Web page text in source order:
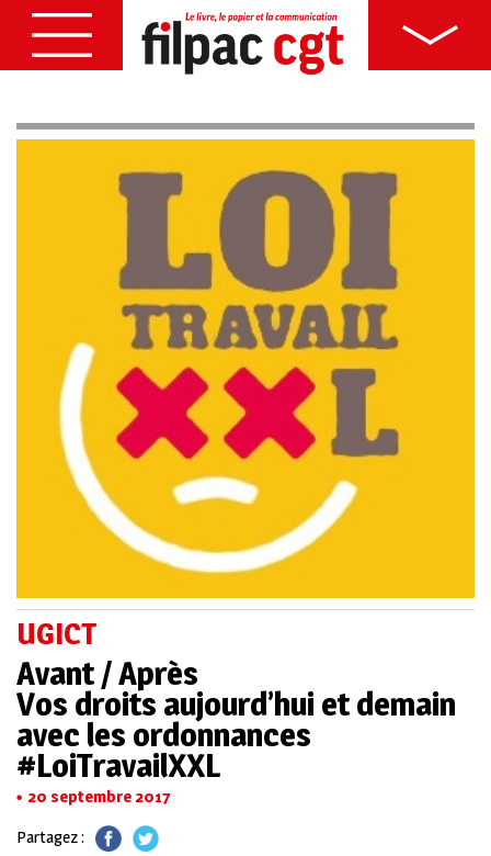
UGICT
Avant / Après
Vos droits aujourd’hui et demain
avec les ordonnances
#LoiTravailXXL
20 septembre 2017
Partagez :